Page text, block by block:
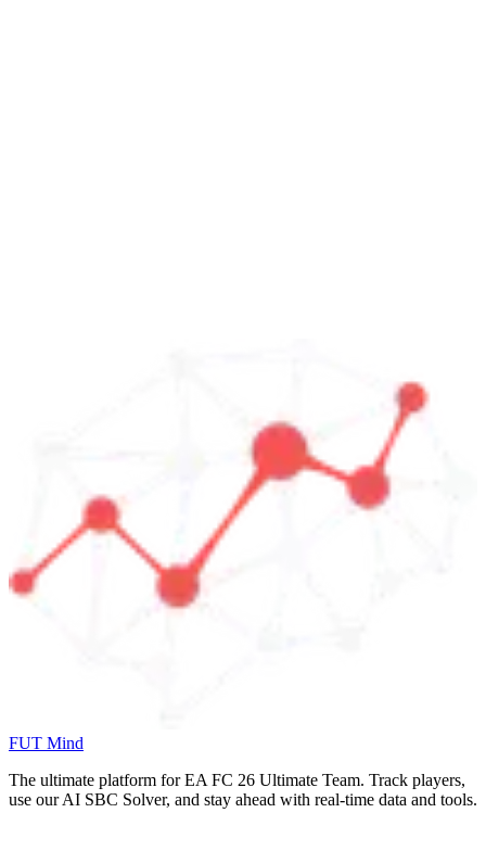
FUT Mind
The ultimate platform for EA FC 26 Ultimate Team. Track players,
use our AI SBC Solver, and stay ahead with real-time data and tools.